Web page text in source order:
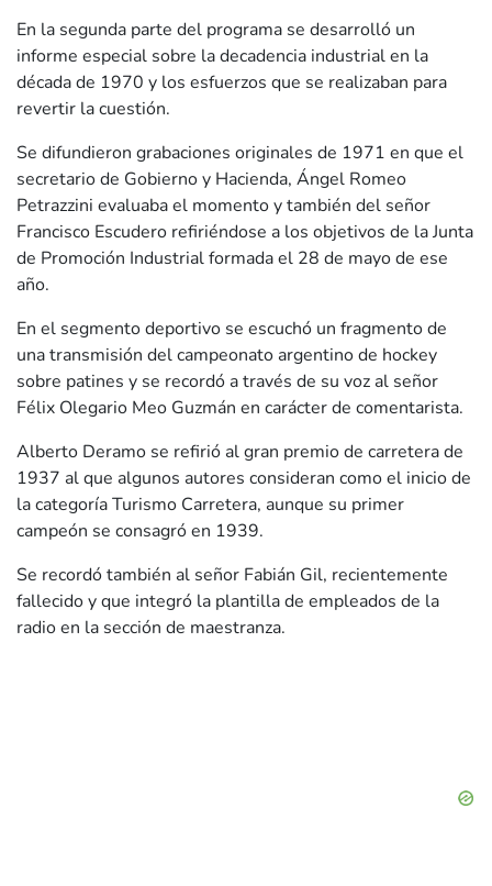
En la segunda parte del programa se desarrolló un
informe especial sobre la decadencia industrial en la
década de 1970 y los esfuerzos que se realizaban para
revertir la cuestión.
Se difundieron grabaciones originales de 1971 en que el
secretario de Gobierno y Hacienda, Ángel Romeo
Petrazzini evaluaba el momento y también del señor
Francisco Escudero refiriéndose a los objetivos de la Junta
de Promoción Industrial formada el 28 de mayo de ese
año.
En el segmento deportivo se escuchó un fragmento de
una transmisión del campeonato argentino de hockey
sobre patines y se recordó a través de su voz al señor
Félix Olegario Meo Guzmán en carácter de comentarista.
Alberto Deramo se refirió al gran premio de carretera de
1937 al que algunos autores consideran como el inicio de
la categoría Turismo Carretera, aunque su primer
campeón se consagró en 1939.
Se recordó también al señor Fabián Gil, recientemente
fallecido y que integró la plantilla de empleados de la
radio en la sección de maestranza.